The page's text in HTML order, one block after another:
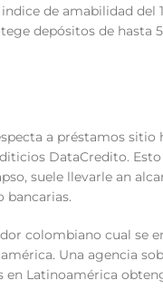
de amabilidad del
depósitos de hasta
a préstamos sitio
DataCredito.
suele llevarle an
bancarias.
colombiano cual se
Una agencia
en Latinoamérica